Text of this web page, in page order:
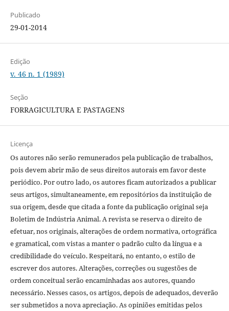
Publicado
29-01-2014
Edição
v. 46 n. 1 (1989)
Seção
FORRAGICULTURA E PASTAGENS
Licença
Os autores não serão remunerados pela publicação de trabalhos,
pois devem abrir mão de seus direitos autorais em favor deste
periódico. Por outro lado, os autores ficam autorizados a publicar
seus artigos, simultaneamente, em repositórios da instituição de
sua origem, desde que citada a fonte da publicação original seja
Boletim de Indústria Animal. A revista se reserva o direito de
efetuar, nos originais, alterações de ordem normativa, ortográfica
e gramatical, com vistas a manter o padrão culto da língua e a
credibilidade do veículo. Respeitará, no entanto, o estilo de
escrever dos autores. Alterações, correções ou sugestões de
ordem conceitual serão encaminhadas aos autores, quando
necessário. Nesses casos, os artigos, depois de adequados, deverão
ser submetidos a nova apreciação. As opiniões emitidas pelos